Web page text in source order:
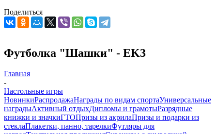
Поделиться
Футболка "Шашки" - EK3
Главная
-
Настольные игры
НовинкиРаспродажаНаграды по видам спортаУниверсальные
наградыАктивный отдыхДипломы и грамотыРазрядные
книжки и значкиГТОПризы из акрилаПризы и подарки из
стеклаПлакетки, панно, тарелкиФутляры для